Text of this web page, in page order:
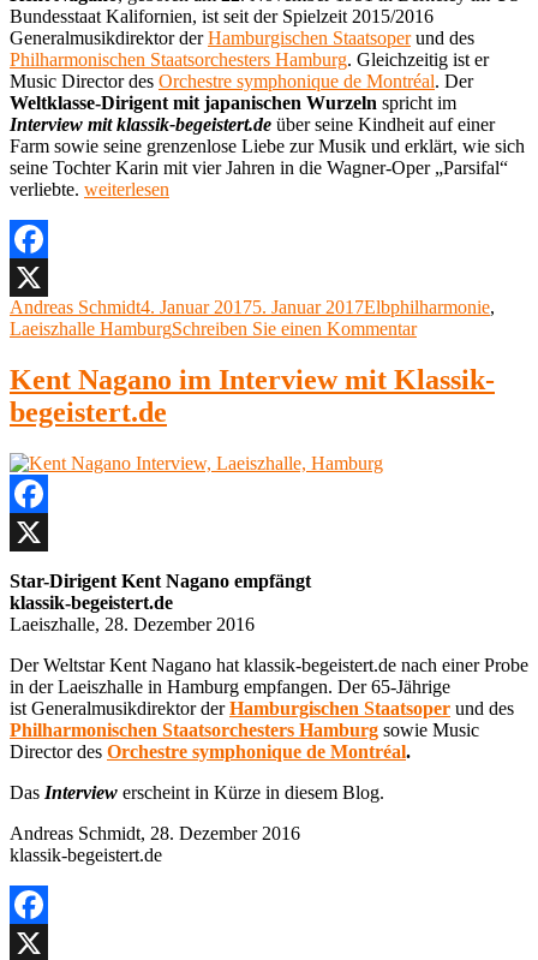
Bundesstaat Kalifornien, ist seit der Spielzeit 2015/2016
Generalmusikdirektor derHamburgischen Staatsoperund des
Philharmonischen Staatsorchesters Hamburg. Gleichzeitig ist er
Music Director des Orchestre symphonique de Montréal. Der
Weltklasse-Dirigent mit japanischen Wurzeln spricht im
Interview mit klassik-begeistert.de über seine Kindheit auf einer
Farm sowie seine grenzenlose Liebe zur Musik und erklärt, wie sich
seine Tochter Karin mit vier Jahren in die Wagner-Oper „Parsifal“
verliebte. „Interview
Hamburg“
weiterlesen
Facebook
X
Autor
Andreas SchmidtVeröffentlicht
am
4. Januar 20175. Januar 2017Kategorien
Elbphilharmonie,
Laeiszhalle HamburgSchreiben Sie einen Kommentarzu
Kent
Nagano,
Kent Nagano im Interview mit Klassik-
begeistert.de
Facebook
X
Star-Dirigent Kent Nagano empfängt
klassik-begeistert.de
Laeiszhalle, 28. Dezember 2016
Der Weltstar Kent Nagano hat klassik-begeistert.de nach einer Probe
in der Laeiszhalle in Hamburg empfangen. Der 65-Jährige
ist Generalmusikdirektor derHamburgischen Staatsoper und des
Philharmonischen Staatsorchesters Hamburg sowie Music
Director des Orchestre symphonique de Montréal.
Das Interview erscheint in Kürze in diesem Blog.
Andreas Schmidt, 28. Dezember 2016
klassik-begeistert.de
Facebook